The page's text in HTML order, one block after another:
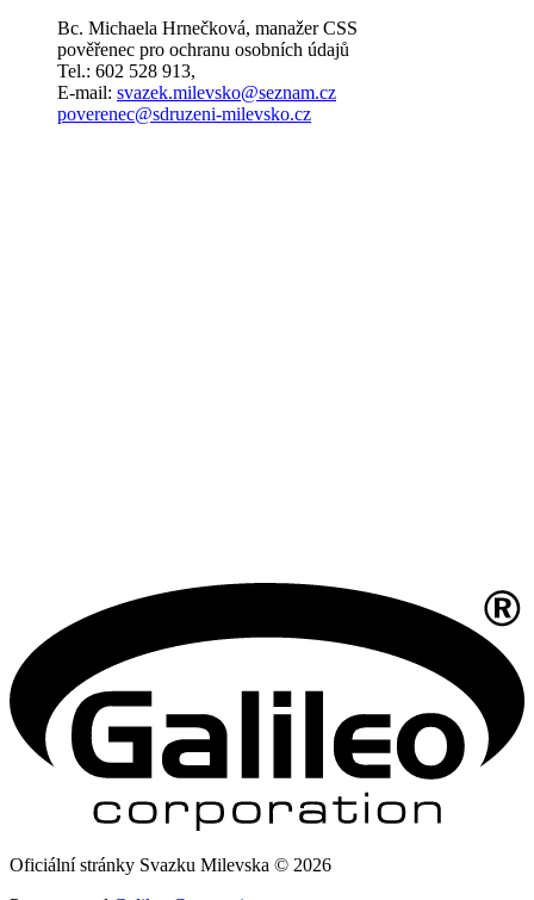
Bc. Michaela Hrnečková, manažer CSS
pověřenec pro ochranu osobních údajů
Tel.: 602 528 913,
E-mail: svazek.milevsko@seznam.cz
poverenec@sdruzeni-milevsko.cz
Oficiální stránky Svazku Milevska © 2026